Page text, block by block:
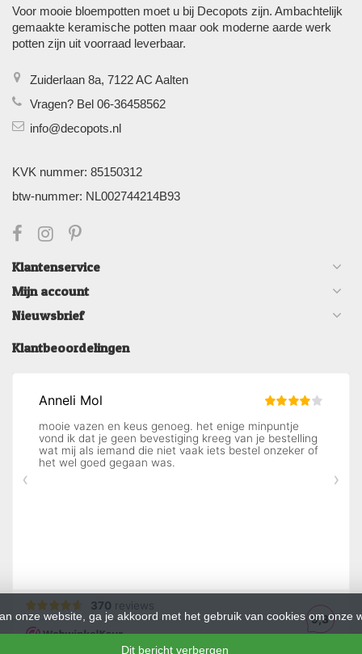
Voor mooie bloempotten moet u bij Decopots zijn. Ambachtelijk
gemaakte keramische potten maar ook moderne aarde werk
potten zijn uit voorraad leverbaar.
Zuiderlaan 8a, 7122 AC Aalten
Vragen? Bel 06-36458562
info@decopots.nl
KVK nummer: 85150312
btw-nummer: NL002744214B93
Klantenservice
Mijn account
Nieuwsbrief
Klantbeoordelingen
onze website, ga je akkoord met het gebruik van cookies om onze
Dit bericht verbergen